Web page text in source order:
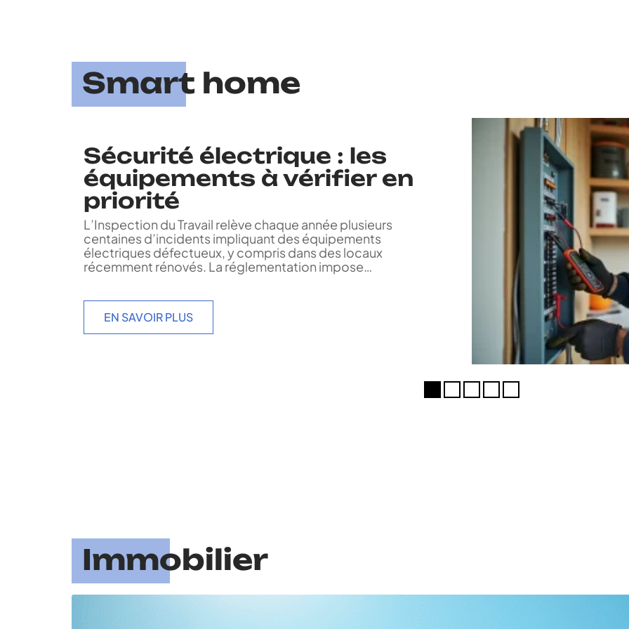
Smart home
Sécurité électrique : les
équipements à vérifier en
priorité
L’Inspection du Travail relève chaque année plusieurs
centaines d’incidents impliquant des équipements
électriques défectueux, y compris dans des locaux
récemment rénovés. La réglementation impose…
EN SAVOIR PLUS
Immobilier